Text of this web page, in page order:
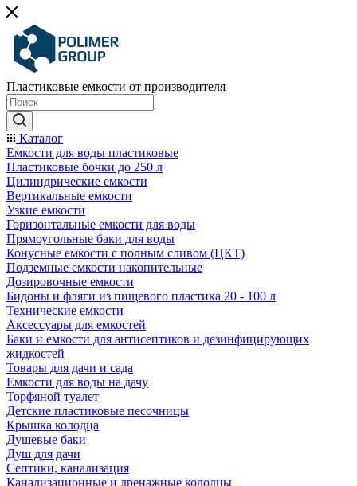
Пластиковые емкости от производителя
Каталог
Емкости для воды пластиковые
Пластиковые бочки до 250 л
Цилиндрические емкости
Вертикальные емкости
Узкие емкости
Горизонтальные емкости для воды
Прямоугольные баки для воды
Конусные емкости с полным сливом (ЦКТ)
Подземные емкости накопительные
Дозировочные емкости
Бидоны и фляги из пищевого пластика 20 - 100 л
Технические емкости
Аксессуары для емкостей
Баки и емкости для антисептиков и дезинфицирующих
жидкостей
Товары для дачи и сада
Емкости для воды на дачу
Торфяной туалет
Детские пластиковые песочницы
Крышка колодца
Душевые баки
Душ для дачи
Септики, канализация
Канализационные и дренажные колодцы